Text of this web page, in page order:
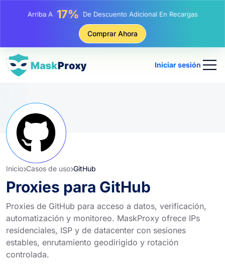
Arriba A 25% Descuento En Compras Estáticas IP
81% Descuento En Compras Rotativas IP
Comprar Ahora
Iniciar sesión
Inicio Casos de uso GitHub
Proxies para GitHub
Proxies de GitHub para acceso a datos, verificación,
automatización y monitoreo. MaskProxy ofrece IPs
residenciales, ISP y de datacenter con sesiones
estables, enrutamiento geodirigido y rotación
controlada.